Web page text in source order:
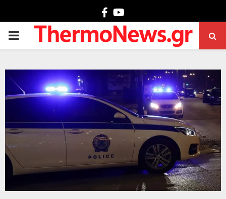
Facebook
PRIMARY